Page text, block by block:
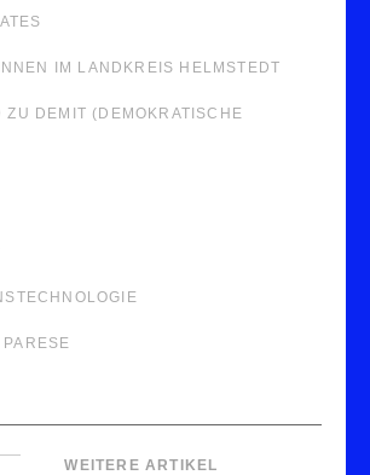
IM LANDKREIS HELMSTEDT
DEMIT (DEMOKRATISCHE
WEITERE ARTIKEL